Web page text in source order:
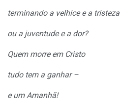
terminando a velhice e a tristeza
ou a juventude e a dor?
Quem morre em Cristo
tudo tem a ganhar –
e um Amanhã!